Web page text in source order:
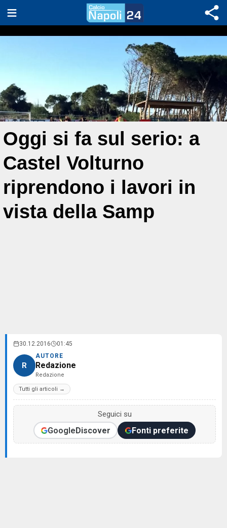
Oggi si fa sul serio: a
Castel Volturno
riprendono i lavori in
vista della Samp
30.12.2016 01:45
R
AUTORE
Redazione
Redazione
Tutti gli articoli →
Seguici su
GoogleDiscover Fonti preferite